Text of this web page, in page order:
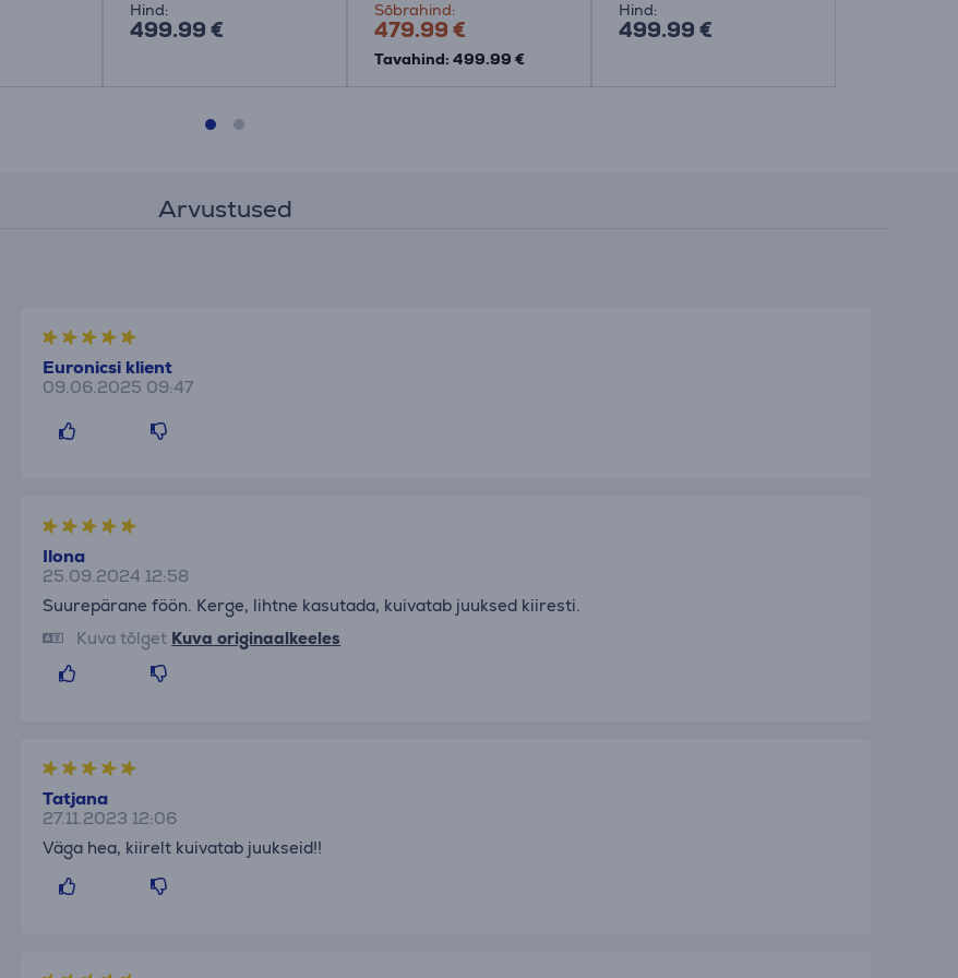
Hind:
499.99 €
Sõbrahind:
479.99 €
Tavahind: 499.99 €
Hind:
499.99 €
Arvustused
Euronicsi klient
09.06.2025 09:47
Ilona
25.09.2024 12:58
Suurepärane föön. Kerge, lihtne kasutada, kuivatab juuksed kiiresti.
Kuva tõlget Kuva originaalkeeles
Tatjana
27.11.2023 12:06
Väga hea, kiirelt kuivatab juukseid!!